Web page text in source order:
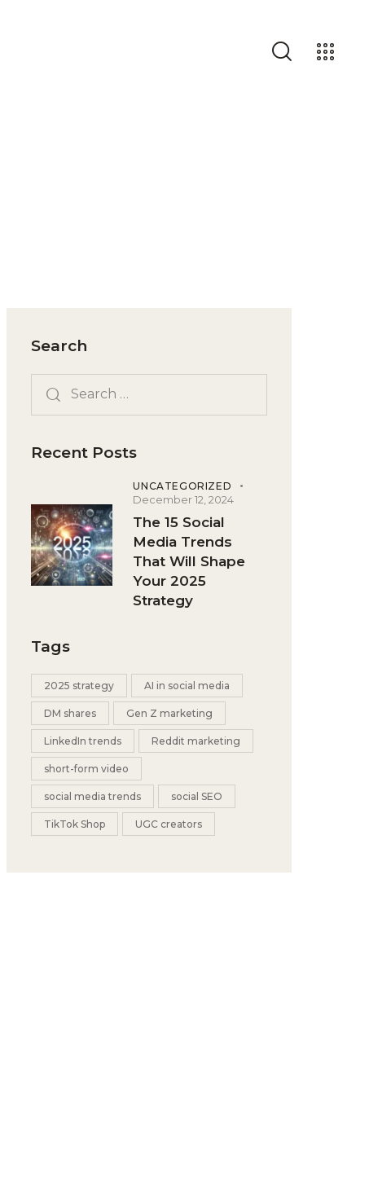
Search
Recent Posts
UNCATEGORIZED
December 12, 2024
The 15 Social
Media Trends
That Will Shape
Your 2025
Strategy
Tags
2025 strategy AI in social media
DM shares Gen Z marketing
LinkedIn trends Reddit marketing
short-form video
social media trends social SEO
TikTok Shop UGC creators